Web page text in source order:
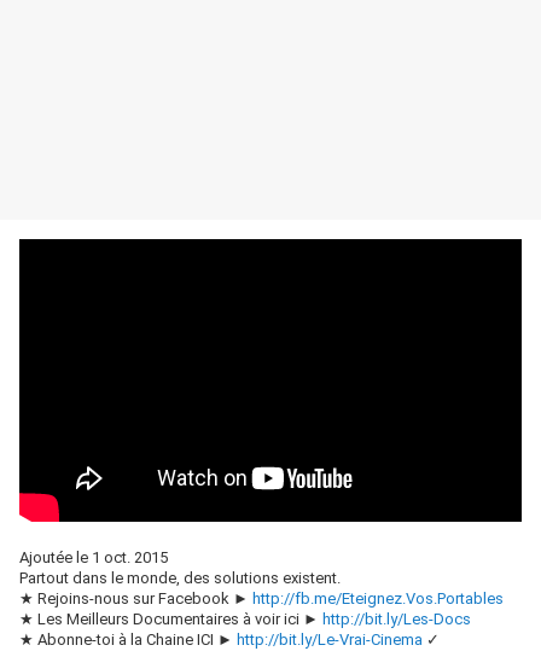
Ajoutée le 1 oct. 2015
Partout dans le monde, des solutions existent.
★ Rejoins-nous sur Facebook ► http://fb.me/Eteignez.Vos.Portables
★ Les Meilleurs Documentaires à voir ici ► http://bit.ly/Les-Docs
★ Abonne-toi à la Chaine ICI ► http://bit.ly/Le-Vrai-Cinema ✓